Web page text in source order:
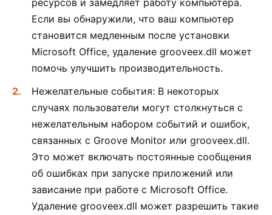
Если вы обнаружили, что ваш компьютер
становится медленным после установки
Microsoft Office, удаление grooveex.dll может
помочь улучшить производительность.
Нежелательные события: В некоторых
случаях пользователи могут столкнуться с
нежелательным набором событий и ошибок,
связанных с Groove Monitor или grooveex.dll.
Это может включать постоянные сообщения
об ошибках при запуске приложений или
зависание при работе с Microsoft Office.
Удаление grooveex.dll может разрешить такие